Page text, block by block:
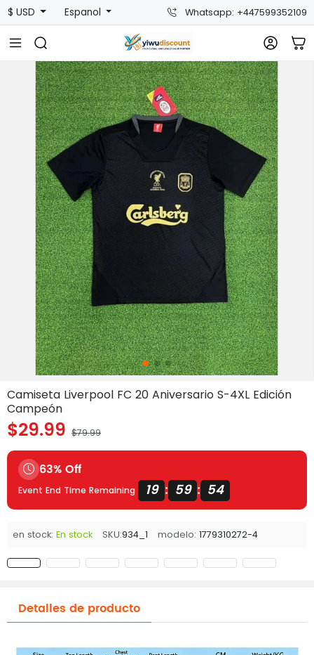
$ USD Espanol Whatsapp: +447599352109
Camiseta Liverpool FC 20 Aniversario S-4XL Edición
Campeón
$29.99 $79.99
63% Off
Event End Time Remaining 19 : 59 : 53
en stock: En stock SKU:934_1 modelo: 1779310272-4
Detalles de producto